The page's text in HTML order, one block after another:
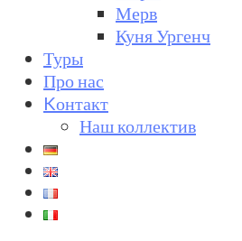
Мерв
Куня Ургенч
Туры
Про нас
Kонтакт
Наш коллектив